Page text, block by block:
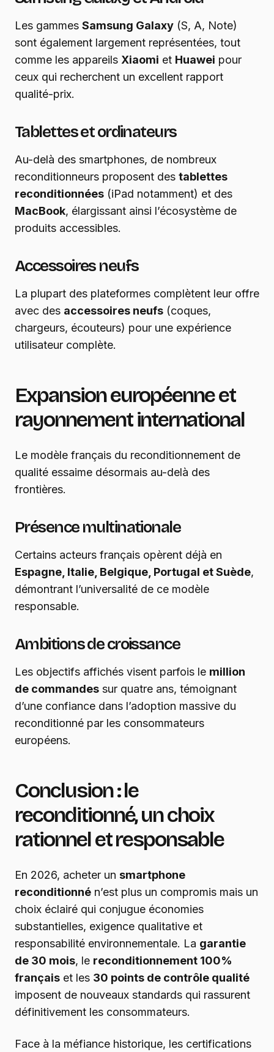
Les gammes Samsung Galaxy (S, A, Note)
sont également largement représentées, tout
comme les appareils Xiaomi et Huawei pour
ceux qui recherchent un excellent rapport
qualité-prix.
Tablettes et ordinateurs
Au-delà des smartphones, de nombreux
reconditionneurs proposent des tablettes
reconditionnées (iPad notamment) et des
MacBook, élargissant ainsi l’écosystème de
produits accessibles.
Accessoires neufs
La plupart des plateformes complètent leur offre
avec des accessoires neufs (coques,
chargeurs, écouteurs) pour une expérience
utilisateur complète.
Expansion européenne et
rayonnement international
Le modèle français du reconditionnement de
qualité essaime désormais au-delà des
frontières.
Présence multinationale
Certains acteurs français opèrent déjà en
Espagne, Italie, Belgique, Portugal et Suède,
démontrant l’universalité de ce modèle
responsable.
Ambitions de croissance
Les objectifs affichés visent parfois le million
de commandes sur quatre ans, témoignant
d’une confiance dans l’adoption massive du
reconditionné par les consommateurs
européens.
Conclusion : le
reconditionné, un choix
rationnel et responsable
En 2026, acheter un smartphone
reconditionné n’est plus un compromis mais un
choix éclairé qui conjugue économies
substantielles, exigence qualitative et
responsabilité environnementale. La garantie
de 30 mois, le reconditionnement 100%
français et les 30 points de contrôle qualité
imposent de nouveaux standards qui rassurent
définitivement les consommateurs.
Face à la méfiance historique, les certifications